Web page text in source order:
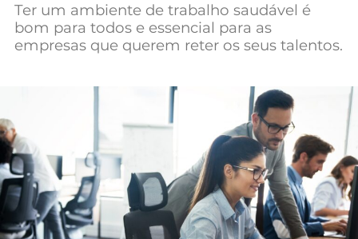
Negócios
Mundial 2026
Ter um ambiente de trabalho saudável é
bom para todos e essencial para as
empresas que querem reter os seus talentos.